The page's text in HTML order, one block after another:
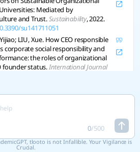
더십의 실제 영향력은 조직문화와의 상호
통해 배가(倍加)된다. Koranteng 외의 연
직문화가 리더십과 조직효율성의 관계에
(moderating) 변수로서, 리더십의 효과를
거나 약화시킬 수 있음을 밝히고 있다. 즉,
내 문화적 맥락에 따라 동일한 리더십 철학
를 초래할 수 있음을 보여준다. 이처럼 리
조직문화의 동태적 상호작용은 복잡계론
점이나 패러독스 이론까지 확장되어, 조직
, 모순, 상충되는 가치의 조화·통합이라는
적인 연구과제를 제시한다.
Mediated by
and Trust.Sustainability, 2022.
su141711051
LIU, Xue. How CEO responsible
corporate social responsibility and
the roles of organizational
founder status.International Journal
ALZUBI, A.; IYIOLA, K. Linking
to Organizational Citizenship
Examining the Role of
Environmental Passion and
Leadership.
Sage
0/500
tlooto is not Infallible. Your Vigilance is
Crucial.